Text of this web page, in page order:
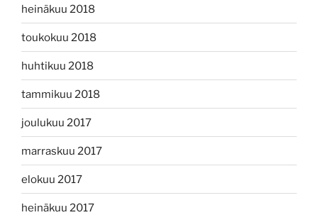
heinäkuu 2018
toukokuu 2018
huhtikuu 2018
tammikuu 2018
joulukuu 2017
marraskuu 2017
elokuu 2017
heinäkuu 2017